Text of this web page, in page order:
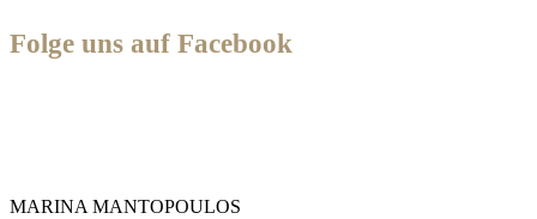
Folge uns auf Facebook
MARINA MANTOPOULOS